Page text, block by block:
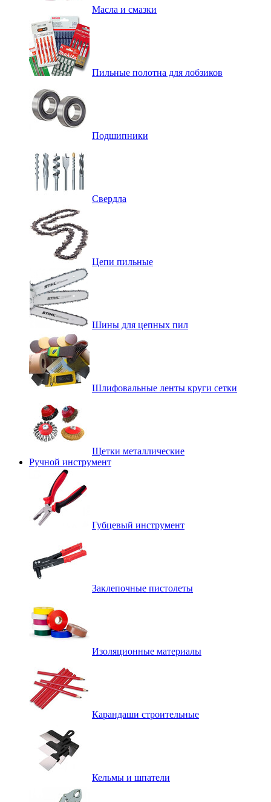
Масла и смазки
Пильные полотна для лобзиков
Подшипники
Свердла
Цепи пильные
Шины для цепных пил
Шлифовальные ленты круги сетки
Щетки металлические
Ручной инструмент
Губцевый инструмент
Заклепочные пистолеты
Изоляционные материалы
Карандаши строительные
Кельмы и шпатели